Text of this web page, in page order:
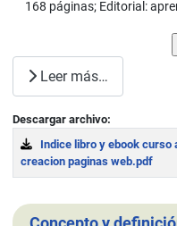
168 páginas; Editorial:
Leer más…
Descargar archivo:
Indice libro y ebook curso
creacion paginas web.pdf